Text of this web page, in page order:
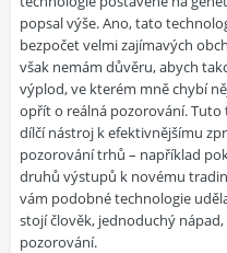
popsal výše. Ano, tato
bezpočet velmi zajímavých
však nemám důvěru, abych
výplod, ve kterém mně chybí
opřít o reálná pozorování.
dílčí nástroj k efektivnějšímu
pozorování trhů – například
druhů výstupů k novému
vám podobné technologie
stojí člověk, jednoduchý
pozorování.